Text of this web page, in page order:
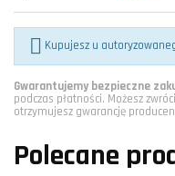
 Kupujesz u
Gwarantujemy bezpieczne
podczas płatności. Możesz
otrzymujesz gwarancję
Polecane